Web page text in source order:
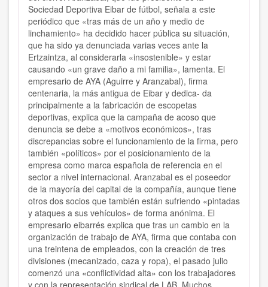
Sociedad Deportiva Eibar de fútbol, señala a este
periódico que «tras más de un año y medio de
linchamiento» ha decidido hacer pública su situación,
que ha sido ya denunciada varias veces ante la
Ertzaintza, al considerarla «insostenible» y estar
causando «un grave daño a mi familia», lamenta. El
empresario de AYA (Aguirre y Aranzabal), firma
centenaria, la más antigua de Eibar y dedica- da
principalmente a la fabricación de escopetas
deportivas, explica que la campaña de acoso que
denuncia se debe a «motivos económicos», tras
discrepancias sobre el funcionamiento de la firma, pero
también «políticos» por el posicionamiento de la
empresa como marca española de referencia en el
sector a nivel internacional. Aranzabal es el poseedor
de la mayoría del capital de la compañía, aunque tiene
otros dos socios que también están sufriendo «pintadas
y ataques a sus vehículos» de forma anónima. El
empresario eibarrés explica que tras un cambio en la
organización de trabajo de AYA, firma que contaba con
una treintena de empleados, con la creación de tres
divisiones (mecanizado, caza y ropa), el pasado julio
comenzó una «conflictividad alta» con los trabajadores